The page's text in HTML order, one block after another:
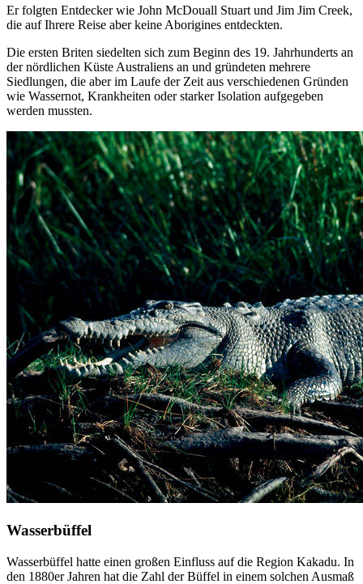
Er folgten Entdecker wie John McDouall Stuart und Jim Jim Creek,
die auf Ihrere Reise aber keine Aborigines entdeckten.
Die ersten Briten siedelten sich zum Beginn des 19. Jahrhunderts an
der nördlichen Küste Australiens an und gründeten mehrere
Siedlungen, die aber im Laufe der Zeit aus verschiedenen Gründen
wie Wassernot, Krankheiten oder starker Isolation aufgegeben
werden mussten.
Wasserbüffel
Wasserbüffel hatte einen großen Einfluss auf die Region Kakadu. In
den 1880er Jahren hat die Zahl der Büffel in einem solchen Ausmaß